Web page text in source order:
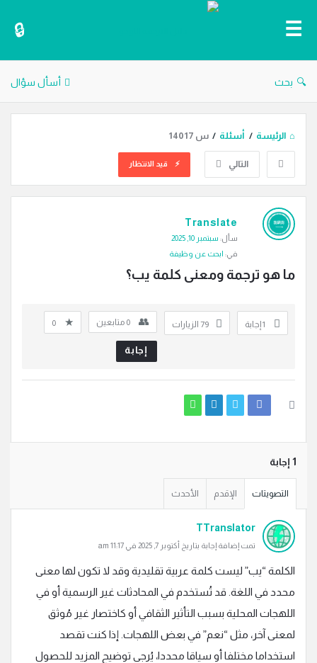
دليل
بحث أسأل سؤال
الرئيسة / أسئلة / س 14017
التالي قيد الانتظار
دليل
الترجمة
أسئلة
Translate
سأل: سبتمبر 10, 2025
في: ابحث عن وظيفة
ما هو ترجمة ومعنى كلمة يب؟
‫1 إجابة 79 الزيارات 0 متابعين 0
إجابة
‫1 إجابة
التصويتات الإقدم الأحدث
TTranslator
تمت إضافة إجابة بتاريخ أكتوبر 7, 2025 في 11:17 am
الكلمة “يب” ليست كلمة عربية تقليدية وقد لا تكون لها معنى
محدد في اللغة. قد تُستخدم في المحادثات غير الرسمية أو في
اللهجات المحلية بسبب التأثير الثقافي أو كاختصار غير مُوثق
لمعنى آخر، مثل “نعم” في بعض اللهجات. إذا كنت تقصد
استخداما مختلفا أو سياقا محددا، يُرجى توضيح المزيد للحصول